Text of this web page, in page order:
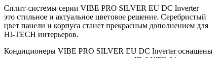
Сплит-системы серии VIBE PRO SILVER EU DC Inverter —
это cтильное и актуальное цветовое решение. Серебристый
цвет панели и корпуса станет прекрасным дополнением для
HI-TECH интерьеров.
Кондиционеры VIBE PRO SILVER EU DC Inverter оснащены